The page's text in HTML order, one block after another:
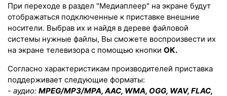
При переходе в раздел "Медиаплеер" на экране будут
отображаться подключенные к приставке внешние
носители. Выбрав их и найдя в дереве файловой
системы нужные файлы, Вы сможете воспроизвести их
на экране телевизора с помощью кнопки ОК.
Согласно характеристикам производителей приставка
поддерживает следующие форматы:
- аудио: MPEG/MP3/MPA, AAC, WMA, OGG, WAV, FLAC,